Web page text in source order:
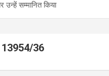
सम्मानित किया
13954/36